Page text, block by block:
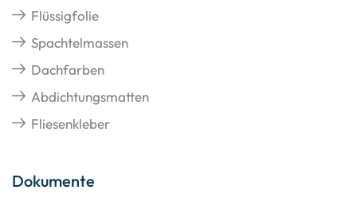
Flüssigfolie
Spachtelmassen
Dachfarben
Abdichtungsmatten
Fliesenkleber
Dokumente